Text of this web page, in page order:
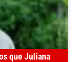
que Juliana